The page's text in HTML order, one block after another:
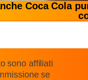
insegnato
Coca Cola
sono affiliati
se